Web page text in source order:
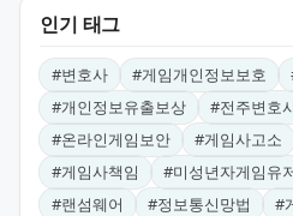
인기 태그
#변호사 #게임개인정보보호
#개인정보유출보상 #전주변호
#온라인게임보안 #게임사고소
#게임사책임 #미성년자게임유
#랜섬웨어 #정보통신망법 #